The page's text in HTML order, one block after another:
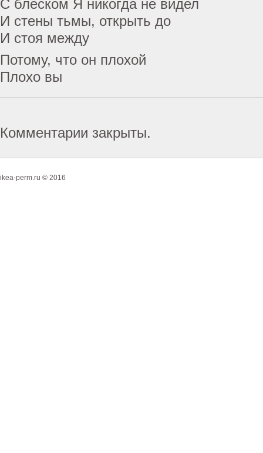
С блеском Я никогда не видел
И стены тьмы, открыть до
И стоя между
Потому, что он плохой
Плохо вы
Комментарии закрыты.
ikea-perm.ru © 2016